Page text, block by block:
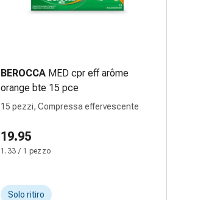
BEROCCA MED cpr eff arôme
orange bte 15 pce
15 pezzi, Compressa effervescente
19.95
1.33 / 1 pezzo
Solo ritiro